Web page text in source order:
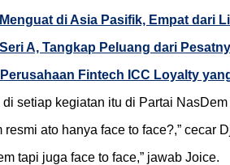
di Asia Pasifik, Empat dari
A, Tangkap Peluang dari
Fintech ICC Loyalty
setiap kegiatan itu di Partai
ato hanya face to face?,” cecar
tapi juga face to face,” jawab Joice.